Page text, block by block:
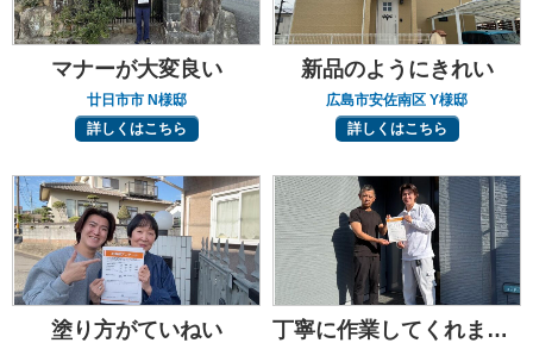
マナーが大変良い
廿日市市 N様邸
詳しくはこちら
新品のようにきれい
広島市安佐南区 Y様邸
詳しくはこちら
塗り方がていねい 丁寧に作業してくれました